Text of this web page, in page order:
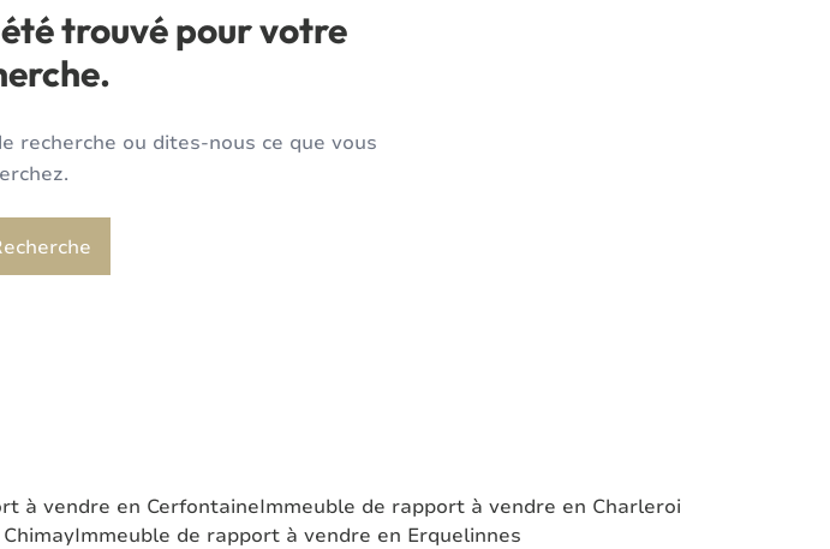
trouvé pour votre
recherche ou dites-nous ce que vous
à vendre en CerfontaineImmeuble de rapport à vendre en Charleroi
Immeuble de rapport à vendre en Erquelinnes